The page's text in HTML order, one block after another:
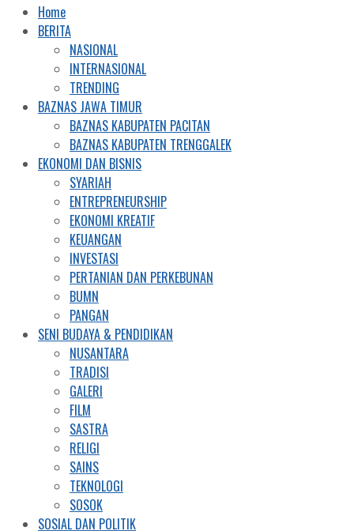
Home
BERITA
NASIONAL
INTERNASIONAL
TRENDING
BAZNAS JAWA TIMUR
BAZNAS KABUPATEN PACITAN
BAZNAS KABUPATEN TRENGGALEK
EKONOMI DAN BISNIS
SYARIAH
ENTREPRENEURSHIP
EKONOMI KREATIF
KEUANGAN
INVESTASI
PERTANIAN DAN PERKEBUNAN
BUMN
PANGAN
SENI BUDAYA & PENDIDIKAN
NUSANTARA
TRADISI
GALERI
FILM
SASTRA
RELIGI
SAINS
TEKNOLOGI
SOSOK
SOSIAL DAN POLITIK